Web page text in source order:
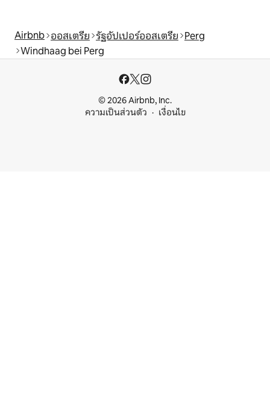
Airbnb ออสเตรีย รัฐอัปเปอร์ออสเตรีย Perg
Windhaag bei Perg
© 2026 Airbnb, Inc.
ความเป็นส่วนตัว
เงื่อนไข